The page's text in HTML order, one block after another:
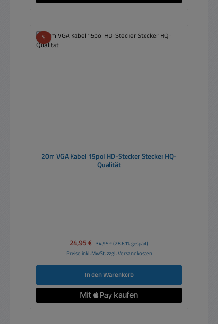
%Rabatt
20m VGA Kabel 15pol HD-Stecker Stecker HQ-
Qualität
Verkaufspreis:
24,95 € Regulärer Preis:
34,95 € (28.61% gespart)
Preise inkl. MwSt. zzgl. Versandkosten
In den Warenkorb